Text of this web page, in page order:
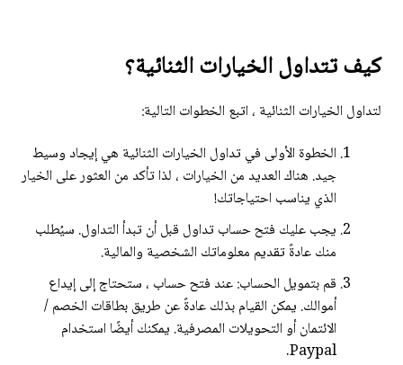
كيف تتداول الخيارات الثنائية؟
لتداول الخيارات الثنائية ، اتبع الخطوات التالية:
الخطوة الأولى في تداول الخيارات الثنائية هي إيجاد وسيط
جيد. هناك العديد من الخيارات ، لذا تأكد من العثور على الخيار
الذي يناسب احتياجاتك!
يجب عليك فتح حساب تداول قبل أن تبدأ التداول. سيُطلب
منك عادةً تقديم معلوماتك الشخصية والمالية.
قم بتمويل الحساب: عند فتح حساب ، ستحتاج إلى إيداع
أموالك. يمكن القيام بذلك عادةً عن طريق بطاقات الخصم /
الائتمان أو التحويلات المصرفية. يمكنك أيضًا استخدام
Paypal.